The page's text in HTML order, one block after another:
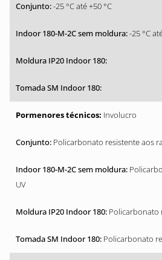
-25 °C até +50 °C
-25 °C
Involucro
Policarbonato resistente aos
UV
Policarbonato
Policarbonato